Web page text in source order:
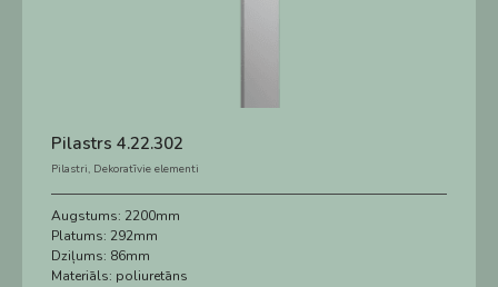
Pilastrs 4.22.302
Pilastri, Dekoratīvie elementi
Augstums: 2200mm
Platums: 292mm
Dziļums: 86mm
Materiāls: poliuretāns